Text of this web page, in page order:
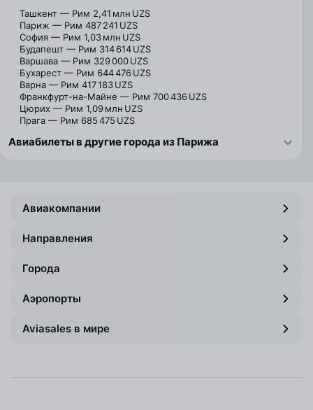
Ташкент — Рим 2,41 млн UZS
Париж — Рим 487 241 UZS
София — Рим 1,03 млн UZS
Будапешт — Рим 314 614 UZS
Варшава — Рим 329 000 UZS
Бухарест — Рим 644 476 UZS
Варна — Рим 417 183 UZS
Франкфурт-на-Майне — Рим 700 436 UZS
Цюрих — Рим 1,09 млн UZS
Прага — Рим 685 475 UZS
Авиабилеты в другие города из Парижа
Авиакомпании
Направления
Города
Аэропорты
Aviasales в мире